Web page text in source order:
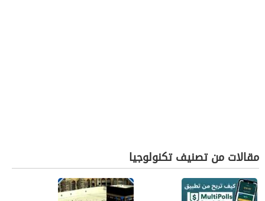
مقالات من تصنيف تكنولوجيا